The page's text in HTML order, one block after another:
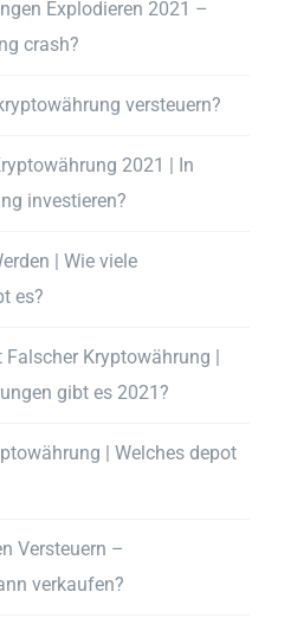
Explodieren 2021 –
crash?
versteuern?
2021 | In
investieren?
| Wie viele
es?
Kryptowährung |
gibt es 2021?
| Welches depot
Versteuern –
verkaufen?